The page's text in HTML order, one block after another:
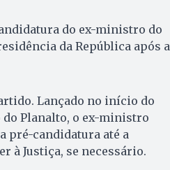
do ex-ministro do
da República após a
Lançado no início do
do Planalto, o ex-ministro
pré-candidatura até a
à Justiça, se necessário.